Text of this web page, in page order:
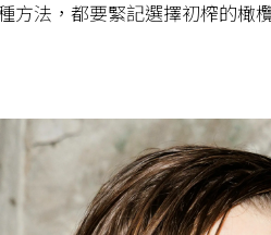
方法，都要緊記選擇初榨的橄